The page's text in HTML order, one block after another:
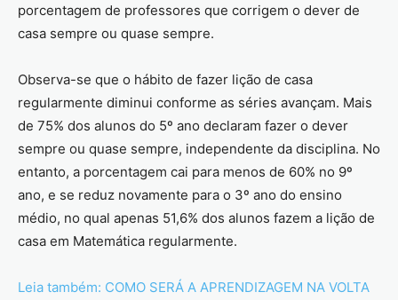
porcentagem de professores que corrigem o dever de
casa sempre ou quase sempre.
Observa-se que o hábito de fazer lição de casa
regularmente diminui conforme as séries avançam. Mais
de 75% dos alunos do 5º ano declaram fazer o dever
sempre ou quase sempre, independente da disciplina. No
entanto, a porcentagem cai para menos de 60% no 9º
ano, e se reduz novamente para o 3º ano do ensino
médio, no qual apenas 51,6% dos alunos fazem a lição de
casa em Matemática regularmente.
Leia também: COMO SERÁ A APRENDIZAGEM NA VOLTA